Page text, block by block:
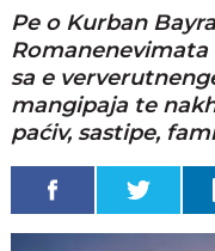
Pe o Kurban
sa e
mangipaja te
paćiv, sastipe,